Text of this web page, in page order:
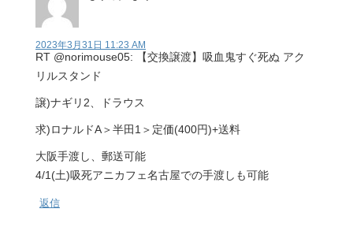
2023年3月31日 11:23 AM
RT @norimouse05: 【交換譲渡】吸血鬼すぐ死ぬ アク
リルスタンド
譲)ナギリ2、ドラウス
求)ロナルドA＞半田1＞定価(400円)+送料
大阪手渡し、郵送可能
4/1(土)吸死アニカフェ名古屋での手渡しも可能
返信